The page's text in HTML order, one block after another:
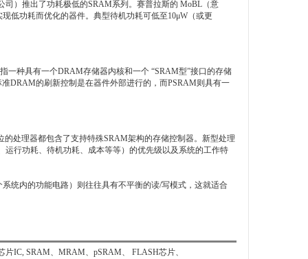
）推出了功耗极低的SRAM系列。赛普拉斯的 MoBL（意
低功耗而优化的器件。典型待机功耗可低至10μW（或更
种具有一个DRAM存储器内核和一个 “SRAM型”接口的存储
DRAM的刷新控制是在器件外部进行的，而PSRAM则具有一
处理器都包含了支持特殊SRAM架构的存储控制器。新型处理
行功耗、待机功耗、成本等等）的优先级以及系统的工作特
统内的功能电路）则往往具有不平衡的读/写模式，这就适合
IC, SRAM、MRAM、pSRAM、 FLASH芯片、